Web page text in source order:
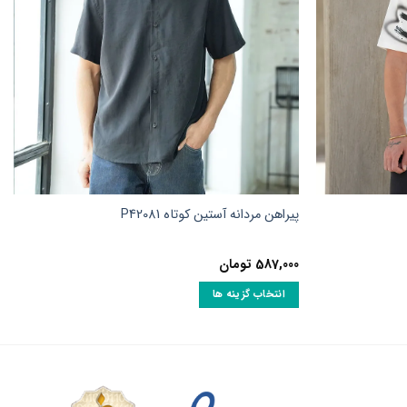
پیراهن مردانه آستین کوتاه P42081
587,000 تومان
انتخاب گزینه ها